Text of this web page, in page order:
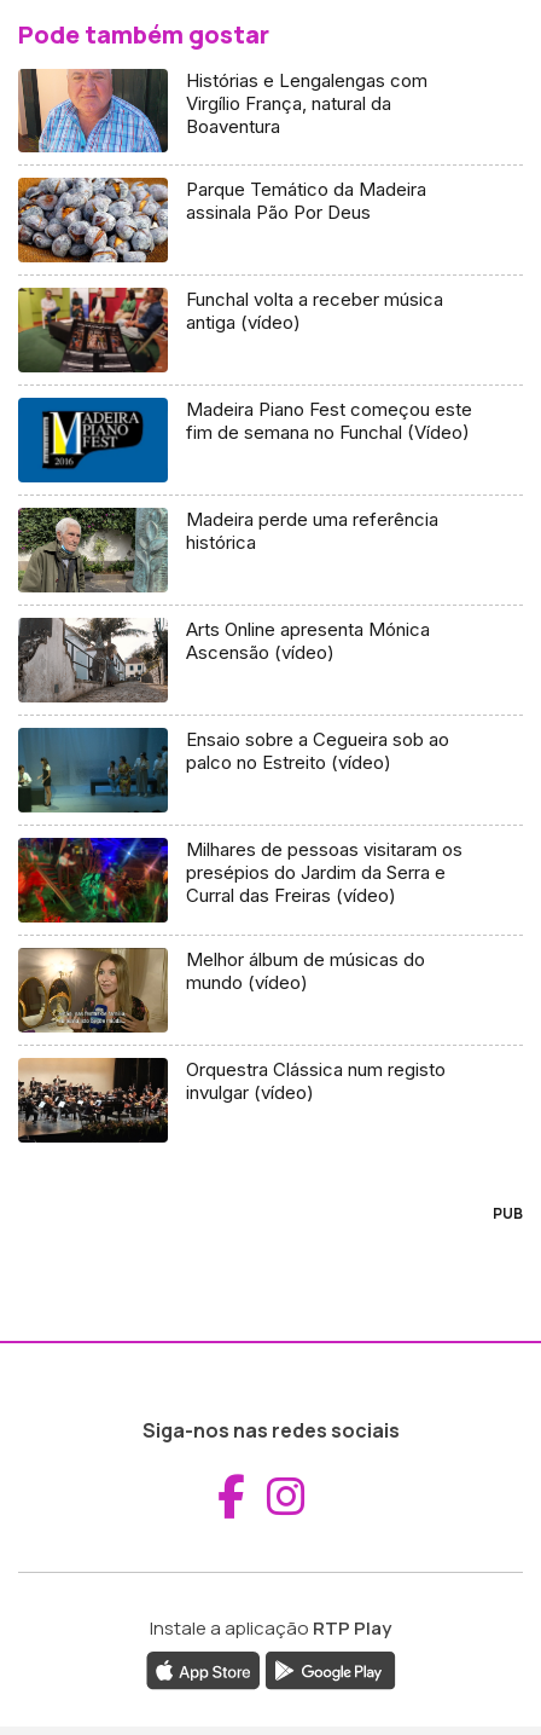
Pode também gostar
Histórias e Lengalengas com
Virgílio França, natural da
Boaventura
Parque Temático da Madeira
assinala Pão Por Deus
Funchal volta a receber música
antiga (vídeo)
Madeira Piano Fest começou este
fim de semana no Funchal (Vídeo)
Madeira perde uma referência
histórica
Arts Online apresenta Mónica
Ascensão (vídeo)
Ensaio sobre a Cegueira sob ao
palco no Estreito (vídeo)
Milhares de pessoas visitaram os
presépios do Jardim da Serra e
Curral das Freiras (vídeo)
Melhor álbum de músicas do
mundo (vídeo)
Orquestra Clássica num registo
invulgar (vídeo)
PUB
Siga-nos nas redes sociais
Aceder ao
Instale a aplicação RTP Play